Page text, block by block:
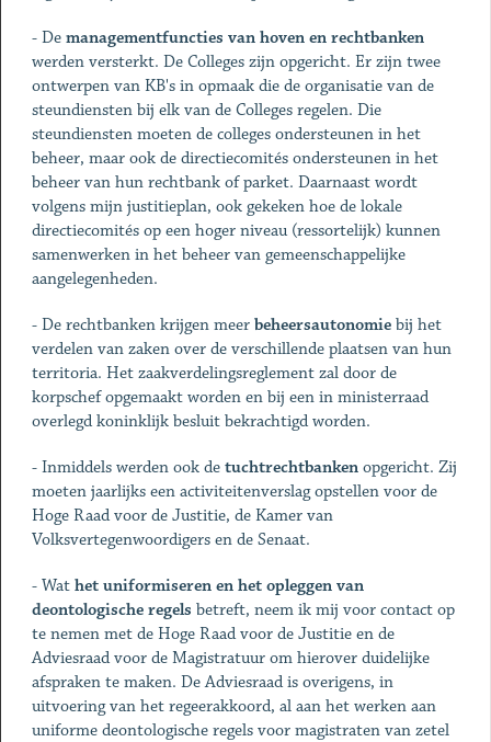
- De managementfuncties van hoven en rechtbanken
werden versterkt. De Colleges zijn opgericht. Er zijn twee
ontwerpen van KB's in opmaak die de organisatie van de
steundiensten bij elk van de Colleges regelen. Die
steundiensten moeten de colleges ondersteunen in het
beheer, maar ook de directiecomités ondersteunen in het
beheer van hun rechtbank of parket. Daarnaast wordt
volgens mijn justitieplan, ook gekeken hoe de lokale
directiecomités op een hoger niveau (ressortelijk) kunnen
samenwerken in het beheer van gemeenschappelijke
aangelegenheden.
- De rechtbanken krijgen meer beheersautonomiebij het
verdelen van zaken over de verschillende plaatsen van hun
territoria. Het zaakverdelingsreglement zal door de
korpschef opgemaakt worden en bij een in ministerraad
overlegd koninklijk besluit bekrachtigd worden.
- Inmiddels werden ook de tuchtrechtbankenopgericht. Zij
moeten jaarlijks een activiteitenverslag opstellen voor de
Hoge Raad voor de Justitie, de Kamer van
Volksvertegenwoordigers en de Senaat.
- Wat het uniformiseren en het opleggen van
deontologische regels betreft, neem ik mij voor contact op
te nemen met de Hoge Raad voor de Justitie en de
Adviesraad voor de Magistratuur om hierover duidelijke
afspraken te maken. De Adviesraad is overigens, in
uitvoering van het regeerakkoord, al aan het werken aan
uniforme deontologische regels voor magistraten van zetel